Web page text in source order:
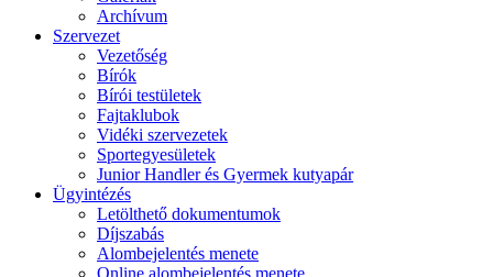
Archívum
Szervezet
Vezetőség
Bírók
Bírói testületek
Fajtaklubok
Vidéki szervezetek
Sportegyesületek
Junior Handler és Gyermek kutyapár
Ügyintézés
Letölthető dokumentumok
Díjszabás
Alombejelentés menete
Online alombejelentés menete